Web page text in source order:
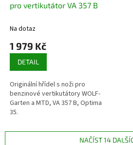
pro vertikutátor VA 357 B
Na dotaz
1 979 Kč
DETAIL
Originální hřídel s noži pro
benzinové vertikutátory WOLF-
Garten a MTD, VA 357 B, Optima
35.
NAČÍST 14